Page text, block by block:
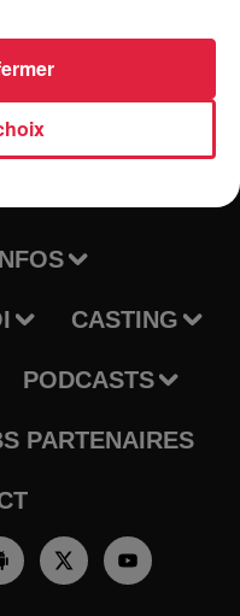
CASTING
PODCASTS
PARTENAIRES